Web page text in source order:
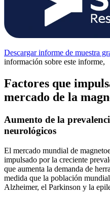
Descargar informe de muestra
información sobre este informe,
Factores que
mercado de la
Aumento de la
neurológicos
El mercado mundial de
impulsado por la creciente
que aumenta la demanda de
medida que la población
Alzheimer, el Parkinson y la